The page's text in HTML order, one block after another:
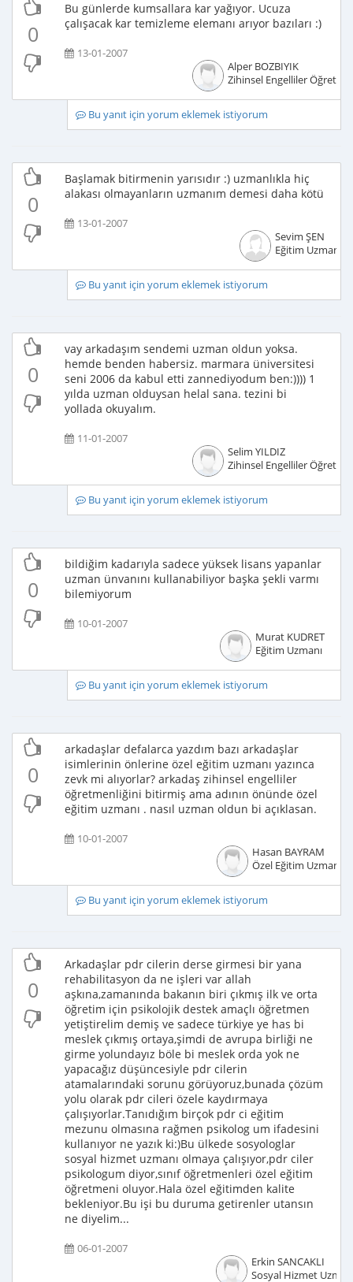
0
Bu günlerde kumsallara kar yağıyor. Ucuza
çalışacak kar temizleme elemanı arıyor bazıları :)
13-01-2007
Alper BOZBIYIK
Zihinsel Engelliler
Bu yanıt için yorum eklemek istiyorum
0
Başlamak bitirmenin yarısıdır :) uzmanlıkla hiç
alakası olmayanların uzmanım demesi daha kötü
13-01-2007
Sevim ŞEN
Eğitim Uzmanı
Bu yanıt için yorum eklemek istiyorum
0
vay arkadaşım sendemi uzman oldun yoksa.
hemde benden habersiz. marmara üniversitesi
seni 2006 da kabul etti zannediyodum ben:)))) 1
yılda uzman olduysan helal sana. tezini bi
yollada okuyalım.
11-01-2007
Selim YILDIZ
Zihinsel Engelliler
Bu yanıt için yorum eklemek istiyorum
0
bildiğim kadarıyla sadece yüksek lisans yapanlar
uzman ünvanını kullanabiliyor başka şekli varmı
bilemiyorum
10-01-2007
Murat KUDRET
Eğitim Uzmanı
Bu yanıt için yorum eklemek istiyorum
0
arkadaşlar defalarca yazdım bazı arkadaşlar
isimlerinin önlerine özel eğitim uzmanı yazınca
zevk mi alıyorlar? arkadaş zihinsel engelliler
öğretmenliğini bitirmiş ama adının önünde özel
eğitim uzmanı . nasıl uzman oldun bi açıklasan.
10-01-2007
Hasan BAYRAM
Özel Eğitim Uzmanı
Bu yanıt için yorum eklemek istiyorum
0
Arkadaşlar pdr cilerin derse girmesi bir yana
rehabilitasyon da ne işleri var allah
aşkına,zamanında bakanın biri çıkmış ilk ve orta
öğretim için psikolojik destek amaçlı öğretmen
yetiştirelim demiş ve sadece türkiye ye has bi
meslek çıkmış ortaya,şimdi de avrupa birliği ne
girme yolundayız böle bi meslek orda yok ne
yapacağız düşüncesiyle pdr cilerin
atamalarındaki sorunu görüyoruz,bunada çözüm
yolu olarak pdr cileri özele kaydırmaya
çalışıyorlar.Tanıdığım birçok pdr ci eğitim
mezunu olmasına rağmen psikolog um ifadesini
kullanıyor ne yazık ki:)Bu ülkede sosyologlar
sosyal hizmet uzmanı olmaya çalışıyor,pdr ciler
psikologum diyor,sınıf öğretmenleri özel eğitim
öğretmeni oluyor.Hala özel eğitimden kalite
bekleniyor.Bu işi bu duruma getirenler utansın
ne diyelim...
06-01-2007
Erkin SANCAKLI
Sosyal Hizmet